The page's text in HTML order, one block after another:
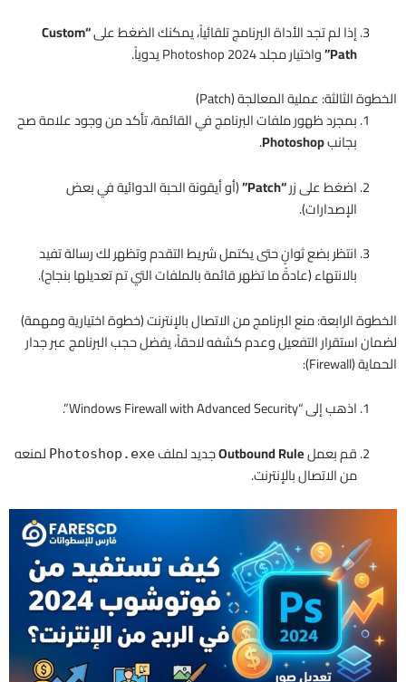
إذا لم تجد الأداة البرنامج تلقائياً، يمكنك الضغط على “Custom
Path” واختيار مجلد Photoshop 2024 يدوياً.
الخطوة الثالثة: عملية المعالجة (Patch)
بمجرد ظهور ملفات البرنامج في القائمة، تأكد من وجود علامة صح
بجانبPhotoshop
.
اضغط على زر“Patch”
(أو أيقونة الحبة الدوائية في بعض
الإصدارات).
انتظر بضع ثوانٍ حتى يكتمل شريط التقدم وتظهر لك رسالة تفيد
بالانتهاء (عادةً ما تظهر قائمة بالملفات التي تم تعديلها بنجاح).
الخطوة الرابعة: منع البرنامج من الاتصال بالإنترنت (خطوة اختيارية ومهمة)
لضمان استقرار التفعيل وعدم كشفه لاحقاً، يفضل حجب البرنامج عبر جدار
الحماية (Firewall):
اذهب إلى “Windows Firewall with Advanced Security”.
قم بعملOutbound Ruleجديد لملفPhotoshop.exe لمنعه
من الاتصال بالإنترنت.